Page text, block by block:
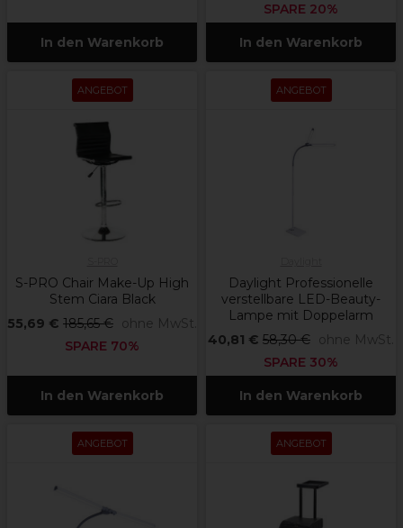
In den Warenkorb
SPARE 20%
In den Warenkorb
ANGEBOT
S-PRO Chair Make-Up High
Stem Ciara Black
55,69 € 185,65 € ohne MwSt.
SPARE 70%
In den Warenkorb
ANGEBOT
Daylight Professionelle
verstellbare LED-Beauty-
Lampe mit Doppelarm
40,81 € 58,30 € ohne MwSt.
SPARE 30%
In den Warenkorb
ANGEBOT ANGEBOT